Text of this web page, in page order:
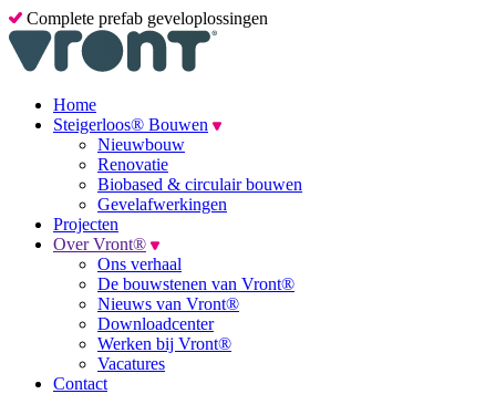
Complete prefab geveloplossingen
Home
Steigerloos® Bouwen
Nieuwbouw
Renovatie
Biobased & circulair bouwen
Gevelafwerkingen
Projecten
Over Vront®
Ons verhaal
De bouwstenen van Vront®
Nieuws van Vront®
Downloadcenter
Werken bij Vront®
Vacatures
Contact